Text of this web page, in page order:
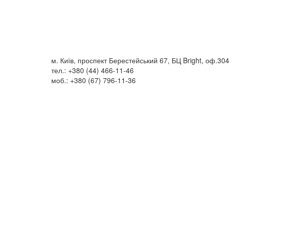
м. Київ, проспект Берестейський 67, БЦ Bright, оф.304
тел.: +380 (44) 466-11-46
моб.: +380 (67) 796-11-36